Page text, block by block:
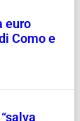
euro
Como e